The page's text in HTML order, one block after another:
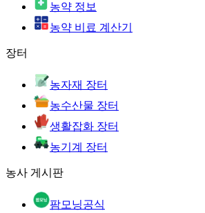
농약 정보
농약 비료 계산기
장터
농자재 장터
농수산물 장터
생활잡화 장터
농기계 장터
농사 게시판
팜모닝공식